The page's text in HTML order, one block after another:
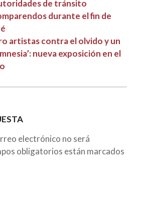
de tránsito
durante el fin de
artistas contra el olvido y un
nueva exposición en el
electrónico no será
obligatorios están marcados